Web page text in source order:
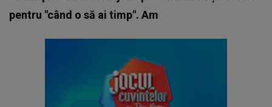
pentru "când o să ai timp". Am